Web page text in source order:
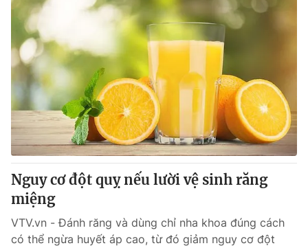
Nguy cơ đột quỵ nếu lười vệ sinh răng
miệng
VTV.vn - Đánh răng và dùng chỉ nha khoa đúng cách
có thể ngừa huyết áp cao, từ đó giảm nguy cơ đột